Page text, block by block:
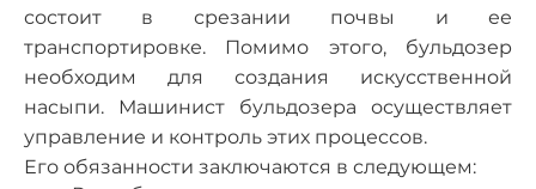
состоит в срезании почвы и ее
транспортировке. Помимо этого, бульдозер
необходим для создания искусственной
насыпи. Машинист бульдозера осуществляет
управление и контроль этих процессов.
Его обязанности заключаются в следующем: